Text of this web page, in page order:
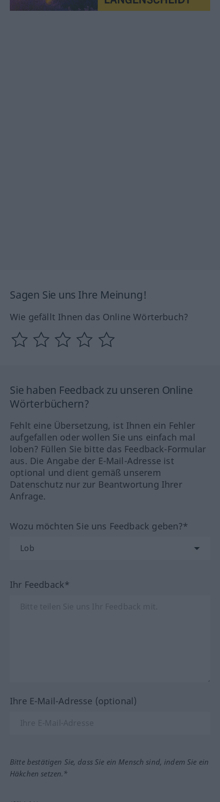
Sagen Sie uns Ihre Meinung!
Wie gefällt Ihnen das Online Wörterbuch?
Sie haben Feedback zu unseren Online
Wörterbüchern?
Fehlt eine Übersetzung, ist Ihnen ein Fehler
aufgefallen oder wollen Sie uns einfach mal
loben? Füllen Sie bitte das Feedback-Formular
aus. Die Angabe der E-Mail-Adresse ist
optional und dient gemäß unserem
Datenschutz nur zur Beantwortung Ihrer
Anfrage.
Wozu möchten Sie uns Feedback geben?*
Ihr Feedback*
Ihre E-Mail-Adresse (optional)
Bitte bestätigen Sie, dass Sie ein Mensch sind, indem Sie ein
Häkchen setzen.*